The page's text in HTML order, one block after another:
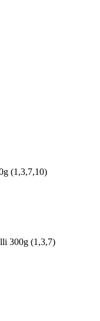
(1,3,7,10)
300g (1,3,7)